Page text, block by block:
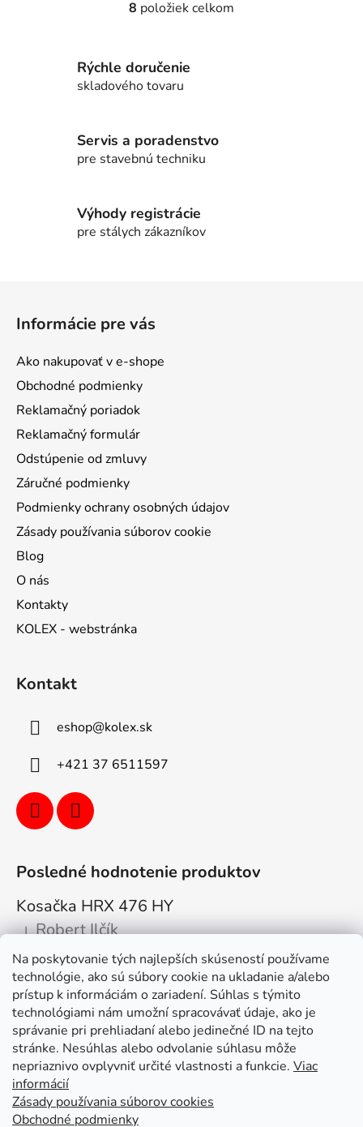
Na poskytovanie tých najlepších skúseností používame
technológie, ako sú súbory cookie na ukladanie a/alebo
prístup k informáciám o zariadení. Súhlas s týmito
technológiami nám umožní spracovávať údaje, ako je
správanie pri prehliadaní alebo jedinečné ID na tejto
stránke. Nesúhlas alebo odvolanie súhlasu môže
nepriaznivo ovplyvniť určité vlastnosti a funkcie. Viac
informácií
Zásady používania súborov cookies
Obchodné podmienky
O
á
d
i
e
v
k
8 položiek celkom
Rýchle doručenie
skladového tovaru
Servis a poradenstvo
pre stavebnú techniku
Výhody registrácie
pre stálych zákazníkov
Informácie pre vás
Ako nakupovať v e-shope
Obchodné podmienky
Reklamačný poriadok
Reklamačný formulár
Odstúpenie od zmluvy
Záručné podmienky
Podmienky ochrany osobných údajov
Zásady používania súborov cookie
Blog
O nás
Kontakty
KOLEX - webstránka
Kontakt
eshop@kolex.sk
+421 37 6511597
Posledné hodnotenie produktov
Kosačka HRX 476 HY
Hodnotenie produktu je 5 z 5 hviezdičiek.
| Robert Ilčík
Super. Odporúčam
Facebook